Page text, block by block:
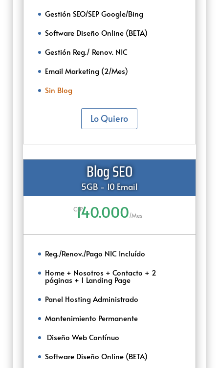
Gestión SEO/SEP Google/Bing
Software Diseño Online (BETA)
Gestión Reg./ Renov. NIC
Email Marketing (2/Mes)
Sin Blog
Lo Quiero
Blog SEO
5GB - 10 Email
CLP
140.000/Mes
Reg./Renov./Pago NIC Incluído
Home + Nosotros + Contacto + 2
páginas + 1 Landing Page
Panel Hosting Administrado
Mantenimiento Permanente
‌‌ ‌Diseño Web Contínuo
Software Diseño Online (BETA)